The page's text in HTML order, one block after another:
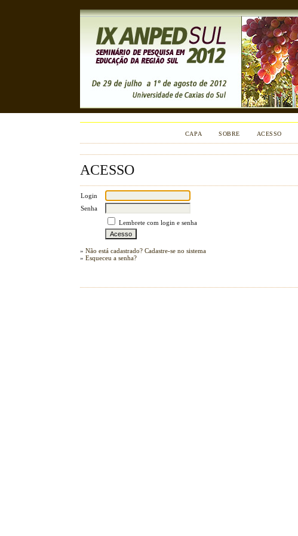
CAPA SOBRE ACESSO
ACESSO
Login
Senha
Lembrete com login e senha
»Não está cadastrado? Cadastre-se no sistema
»Esqueceu a senha?